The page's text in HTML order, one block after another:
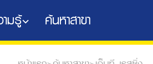
มรู้ ค้นหาสาขา